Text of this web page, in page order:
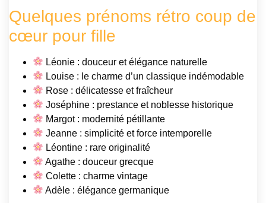
Quelques prénoms rétro coup de
cœur pour fille
Léonie : douceur et élégance naturelle
Louise : le charme d’un classique indémodable
Rose : délicatesse et fraîcheur
Joséphine : prestance et noblesse historique
Margot : modernité pétillante
Jeanne : simplicité et force intemporelle
Léontine : rare originalité
Agathe : douceur grecque
Colette : charme vintage
Adèle : élégance germanique